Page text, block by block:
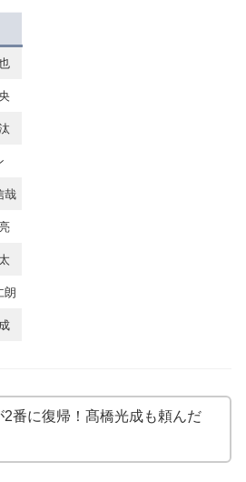
哉
朗
2番に復帰！髙橋光成も頼んだ